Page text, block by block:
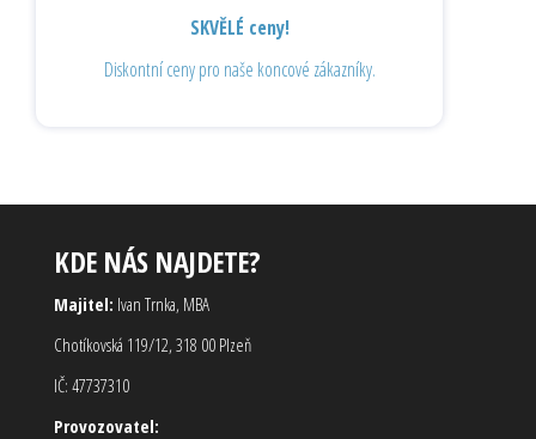
SKVĚLÉ ceny!
Diskontní ceny pro naše koncové zákazníky.
KDE NÁS NAJDETE?
Majitel: Ivan Trnka, MBA
Chotíkovská 119/12, 318 00 Plzeň
IČ: 47737310
Provozovatel: